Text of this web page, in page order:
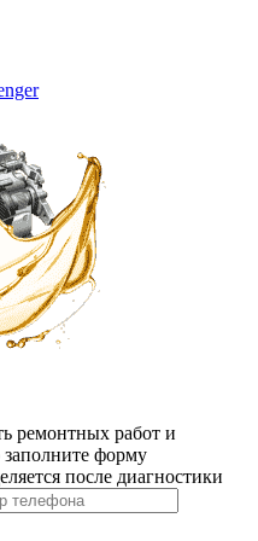
ремонтных работ и
заполните форму
после диагностики